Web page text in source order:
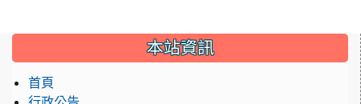
::: 本站資訊
首頁